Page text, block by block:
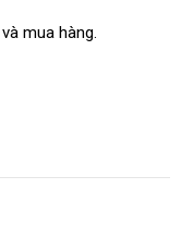
mua hàng.